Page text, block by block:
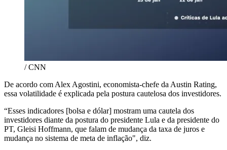
/ CNN
De acordo com Alex Agostini, economista-chefe da Austin Rating,
essa volatilidade é explicada pela postura cautelosa dos investidores.
“Esses indicadores [bolsa e dólar] mostram uma cautela dos
investidores diante da postura do presidente Lula e da presidente do
PT, Gleisi Hoffmann, que falam de mudança da taxa de juros e
mudança no sistema de meta de inflação", diz.